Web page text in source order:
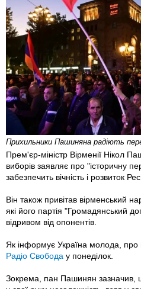
Прихильники Пашиняна радіють
Прем'єр-міністр Вірменії Нікол
виборів заявляє про "історичну
забезпечить вічність і розвиток
Він також привітав вірменський
які його партія "Громадянський
відривом від опонентів.
Як інформує Україна молода,
Радіо Свобода у понеділок.
Зокрема, пан Пашинян зазначив,